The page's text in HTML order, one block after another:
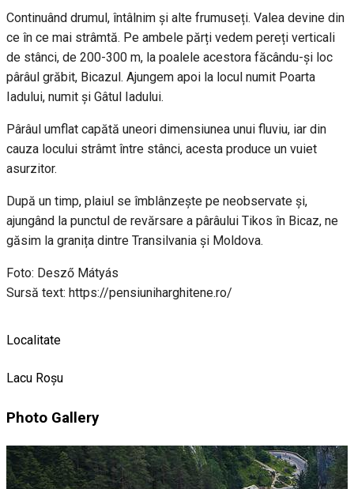
Continuând drumul, întâlnim și alte frumuseți. Valea devine din
ce în ce mai strâmtă. Pe ambele părți vedem pereți verticali
de stânci, de 200-300 m, la poalele acestora făcându-și loc
pârâul grăbit, Bicazul. Ajungem apoi la locul numit Poarta
Iadului, numit și Gâtul Iadului.
Pârâul umflat capătă uneori dimensiunea unui fluviu, iar din
cauza locului strâmt între stânci, acesta produce un vuiet
asurzitor.
După un timp, plaiul se îmblânzește pe neobservate și,
ajungând la punctul de revărsare a pârâului Tikos în Bicaz, ne
găsim la granița dintre Transilvania și Moldova.
Foto: Desző Mátyás
Sursă text: https://pensiuniharghitene.ro/
Localitate
Lacu Roșu
Photo Gallery